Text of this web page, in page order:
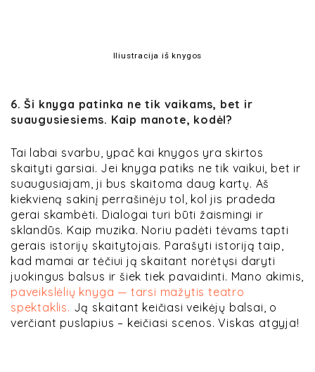
Iliustracija iš knygos
6. Ši knyga patinka ne tik vaikams, bet ir
suaugusiesiems. Kaip manote, kodėl?
Tai labai svarbu, ypač kai knygos yra skirtos
skaityti garsiai. Jei knyga patiks ne tik vaikui, bet ir
suaugusiajam, ji bus skaitoma daug kartų. Aš
kiekvieną sakinį perrašinėju tol, kol jis pradeda
gerai skambėti. Dialogai turi būti žaismingi ir
sklandūs. Kaip muzika. Noriu padėti tėvams tapti
gerais istorijų skaitytojais. Parašyti istoriją taip,
kad mamai ar tėčiui ją skaitant norėtųsi daryti
juokingus balsus ir šiek tiek pavaidinti. Mano akimis,
paveikslėlių knyga — tarsi mažytis teatro
spektaklis. Ją skaitant keičiasi veikėjų balsai, o
verčiant puslapius – keičiasi scenos. Viskas atgyja!